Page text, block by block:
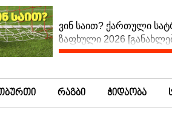
ვინ საით? ქართული
ზაფხული 2026
რაგბი ჭიდაობა